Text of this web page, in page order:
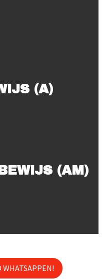
(A)
(AM)
WHATSAPPEN!